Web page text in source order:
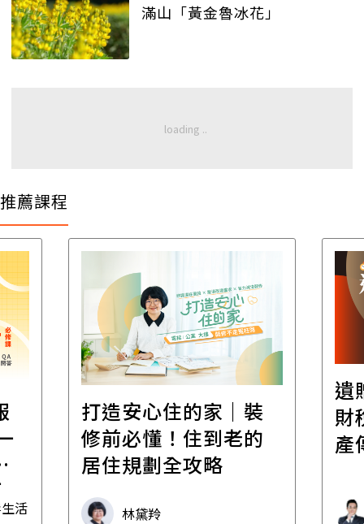
滿山「黃金魯冰花」
推薦課程
活
打造安心住的家｜裝
修前必懂！住到老的
居住規劃全攻略
林黛羚
遺
財
產